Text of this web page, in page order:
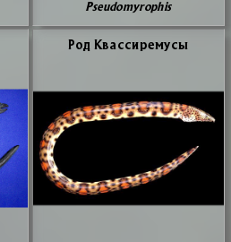
Pseudomyrophis
Род Квас­си­ре­му­сы